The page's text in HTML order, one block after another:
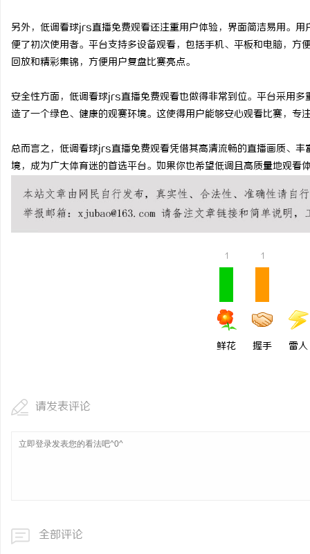
另外，低调看球jrs直播免费观看还注重用户体验，界面简洁易用。
便了初次使用者。平台支持多设备观看，包括手机、平板和电脑，
回放和精彩集锦，方便用户复盘比赛亮点。
安全性方面，低调看球jrs直播免费观看也做得非常到位。平台采用
造了一个绿色、健康的观赛环境。这使得用户能够安心观看比赛，专
总而言之，低调看球jrs直播免费观看凭借其高清流畅的直播画质、
境，成为广大体育迷的首选平台。如果你也希望低调且高质量地观
1
鲜花
1
握手 雷人
请发表评论
全部评论